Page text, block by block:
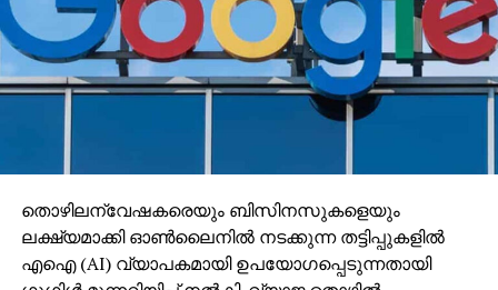
തൊഴിലന്വേഷകരെയും ബിസിനസുകളെയും
ലക്ഷ്യമാക്കി ഓണ്‍ലൈനില്‍ നടക്കുന്ന തട്ടിപ്പുകളില്‍
എഐ (AI) വ്യാപകമായി ഉപയോഗപ്പെടുന്നതായി